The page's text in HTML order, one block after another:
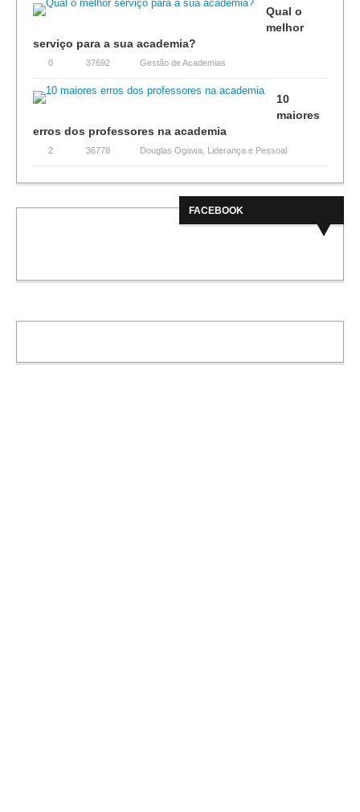
Qual o
melhor
serviço para a sua academia?
0 37692 Gestão de Academias
10
maiores
erros dos professores na academia
2 36778 Douglas Ogawa Liderança e Pessoal
FACEBOOK